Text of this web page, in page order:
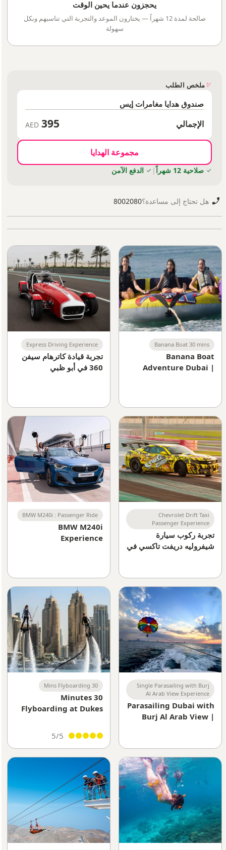
يحجزون عندما يحين الوقت
صالحة لمدة 12 شهراً — يختارون الموعد والتجربة التي تناسبهم وبكل
سهولة
ملخص الطلب
صندوق هدايا مغامرات إيس
الإجمالي 395
AED
مجموعة الهدايا
صلاحية 12 شهراً | الدفع الآمن
هل تحتاج إلى مساعدة؟8002080
Banana Boat 30 mins
Banana Boat
Adventure Dubai |
Express Driving Experience
تجربة قيادة كاترهام سيفن
360 في أبو ظبي
Chevrolet Drift Taxi
Passenger Experience
تجربة ركوب سيارة
شيفروليه دريفت تاكسي في
BMW M240i : Passenger Ride
BMW M240i
Experience
Single Parasailing with Burj
Al Arab View Experience
Parasailing Dubai with
Burj Al Arab View |
UAE
30 Mins Flyboarding
30 Minutes
Flyboarding at Dukes
Water Sports
Experience in Dubai
5/5